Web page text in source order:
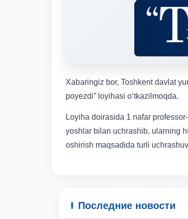
Xabaringiz bor, Toshkent davlat
poyezdi” loyihasi o‘tkazilmoqda.
Loyiha doirasida 1 nafar
yoshlar bilan uchrashib, ularning
oshirish maqsadida turli
Последние новости